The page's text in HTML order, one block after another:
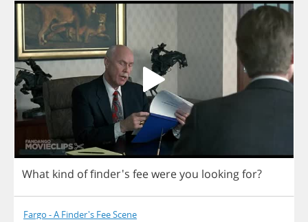
What kind offinder's feewereyou lookingfor?
Fargo - A Finder's Fee Scene